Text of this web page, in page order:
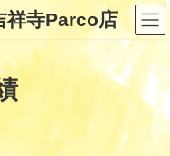
寺Parco店